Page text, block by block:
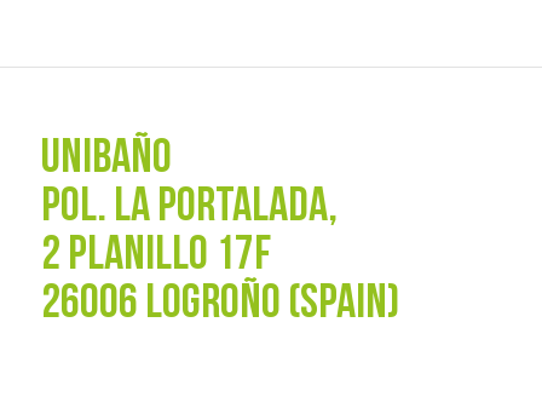
UNIBAÑO
POL. La Portalada,
2 PLANILLO 17F
26006 LOGROÑO (SPAIN)